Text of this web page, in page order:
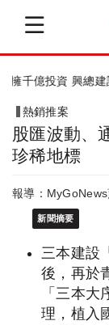
青埔首座超級商辦
熱銷推案
股匯波動、
珍稀地標
報導：MyGoNews
新聞摘要
三本建設
後，再於
「三本
理，植入